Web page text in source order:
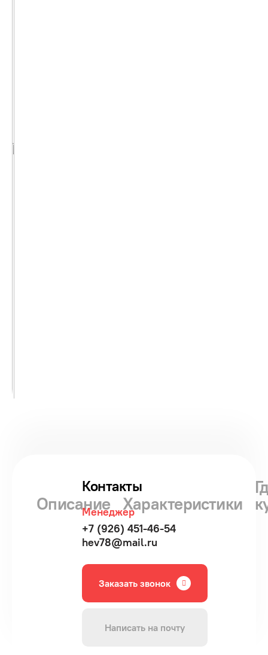
Описание Характеристики
Контакты
Менеджер
+7 (926) 451-46-54
hev78@mail.ru
Заказать звонок
Написать на почту